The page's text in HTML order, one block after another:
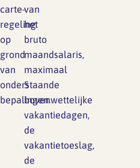
carte-
regeling
op
grond
van
onderstaande
bepalingen.
van
het
bruto
maandsalaris,
maximaal
5
bovenwettelijke
vakantiedagen,
de
vakantietoeslag,
de